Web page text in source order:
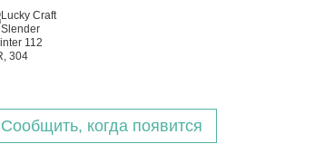
Сообщить, когда появится